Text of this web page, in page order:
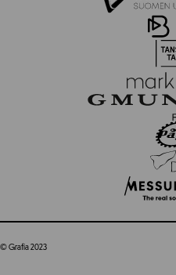
© Grafia 2023